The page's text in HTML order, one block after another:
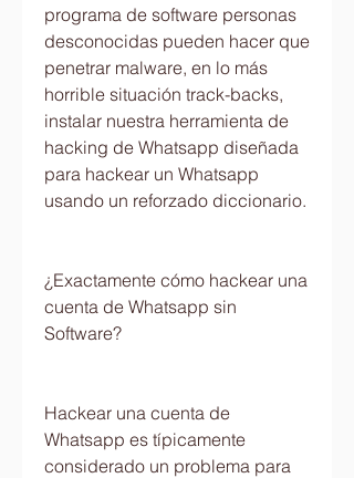
programa de software personas
desconocidas pueden hacer que
penetrar malware, en lo más
horrible situación track-backs,
instalar nuestra herramienta de
hacking de Whatsapp diseñada
para hackear un Whatsapp
usando un reforzado diccionario.
¿Exactamente cómo hackear una
cuenta de Whatsapp sin
Software?
Hackear una cuenta de
Whatsapp es típicamente
considerado un problema para